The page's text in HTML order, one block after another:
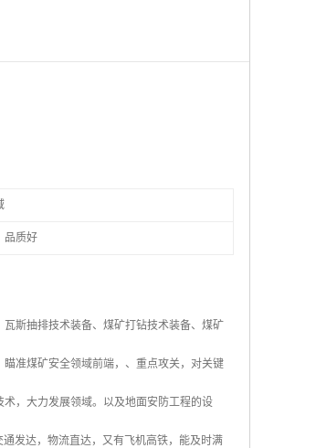
品质好
斯抽排技术装备、煤矿打钻技术装备、煤矿
准煤矿安全领域前端，、重点攻关，对关键
，大力发展领域。以及地面安防工程的设
发达，物流直达，又有飞机高铁，能及时满